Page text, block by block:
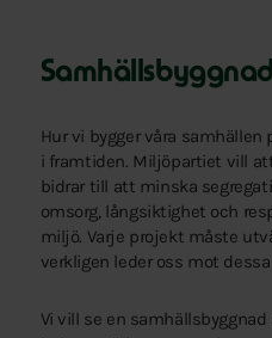
Samhällsbyggnad
Hur vi bygger våra samhällen
i framtiden. Miljöpartiet vill
bidrar till att minska
omsorg, långsiktighet och
miljö. Varje projekt måste
verkligen leder oss mot
Vi vill se en